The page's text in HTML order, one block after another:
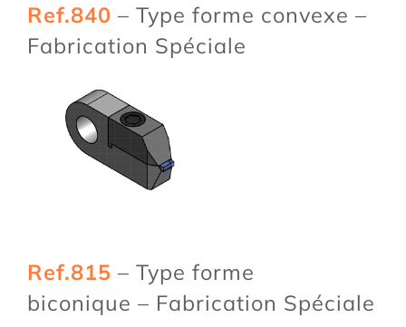
Ref.840 – Type forme convexe –
Fabrication Spéciale
Ref.815 – Type forme
biconique – Fabrication Spéciale